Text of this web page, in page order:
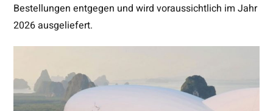
Bestellungen entgegen und wird voraussichtlich im Jahr
2026 ausgeliefert.